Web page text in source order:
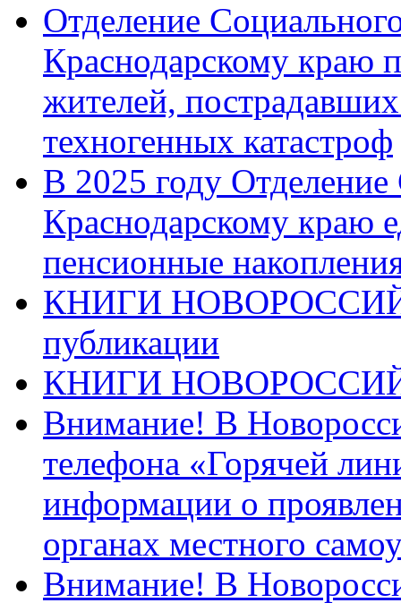
Отделение
Краснодарскому краю
жителей,
техногенных катастроф
В 2025 году
Краснодарскому краю
пенсионные
КНИГИ
публикации
КНИГИ
Внимание! В
телефона «Горячей
информации о
органах местного
Внимание! В